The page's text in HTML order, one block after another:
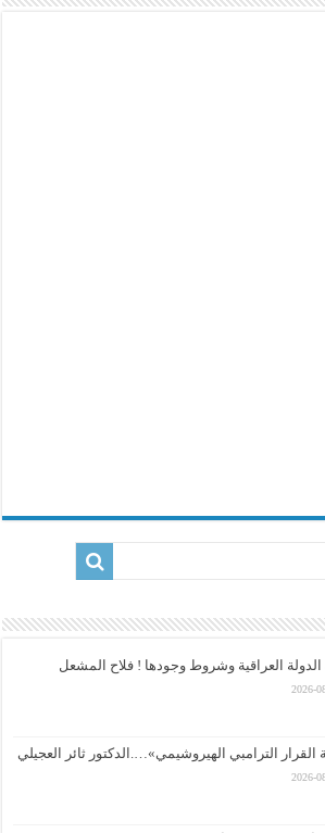
الدولة العراقية وشروط وجودها ! فلاح المشعل
2026-
القرار الترامبي الهيروشيمي»….الدكتور ثائر العجيلي
2026-